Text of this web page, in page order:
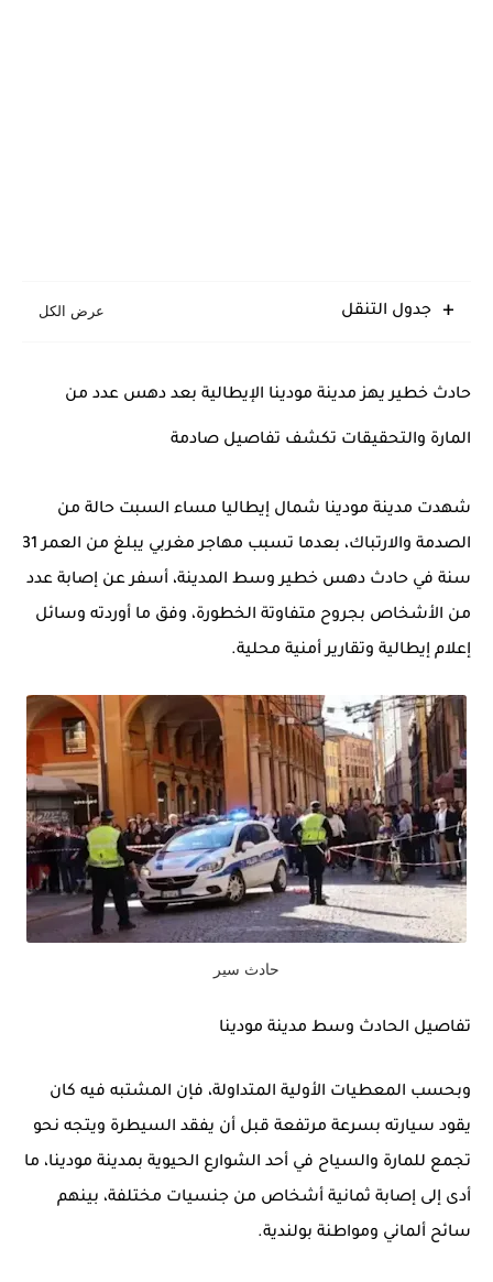
جدول التنقل
حادث خطير يهز مدينة مودينا الإيطالية بعد دهس عدد من
المارة والتحقيقات تكشف تفاصيل صادمة
شهدت مدينة مودينا شمال إيطاليا مساء السبت حالة من
الصدمة والارتباك، بعدما تسبب مهاجر مغربي يبلغ من العمر 31
سنة في حادث دهس خطير وسط المدينة، أسفر عن إصابة عدد
من الأشخاص بجروح متفاوتة الخطورة، وفق ما أوردته وسائل
إعلام إيطالية وتقارير أمنية محلية.
حادث سير
تفاصيل الحادث وسط مدينة مودينا
وبحسب المعطيات الأولية المتداولة، فإن المشتبه فيه كان
يقود سيارته بسرعة مرتفعة قبل أن يفقد السيطرة ويتجه نحو
تجمع للمارة والسياح في أحد الشوارع الحيوية بمدينة مودينا، ما
أدى إلى إصابة ثمانية أشخاص من جنسيات مختلفة، بينهم
سائح ألماني ومواطنة بولندية.